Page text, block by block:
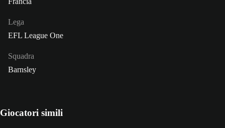
Lega
EFL League One
Squadra
Barnsley
Giocatori simili